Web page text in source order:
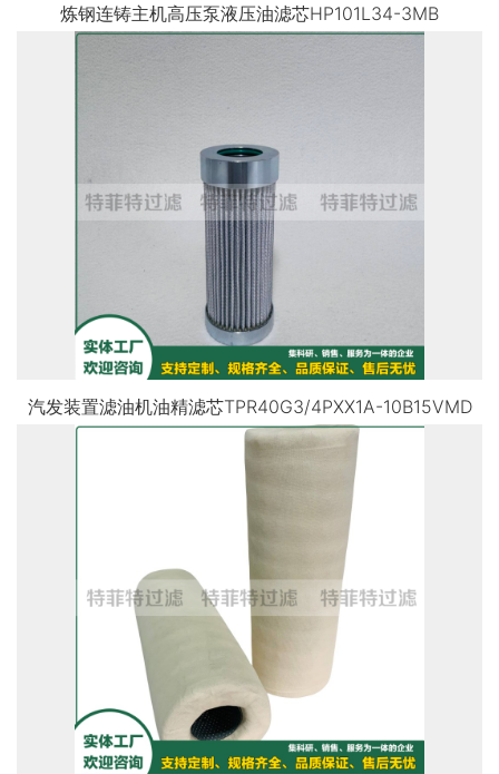
炼钢连铸主机高压泵液压油滤芯HP101L34-3MB
汽发装置滤油机油精滤芯TPR40G3/4PXX1A-10B15VMD